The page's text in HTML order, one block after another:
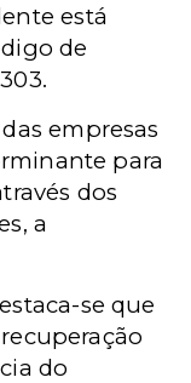
está
de
empresas
para
dos
a
se que
do